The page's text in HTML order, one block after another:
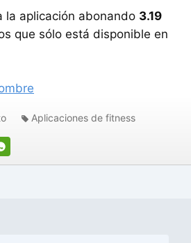
la aplicación abonando 3.19
que sólo está disponible en
Aplicaciones de fitness